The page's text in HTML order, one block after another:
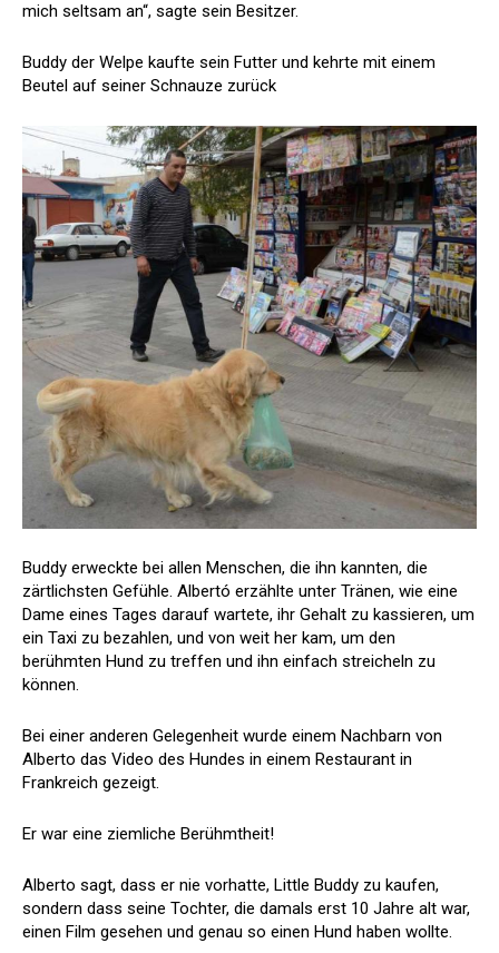
mich seltsam an“, sagte sein Besitzer.
Buddy der Welpe kaufte sein Futter und kehrte mit einem
Beutel auf seiner Schnauze zurück
Buddy erweckte bei allen Menschen, die ihn kannten, die
zärtlichsten Gefühle. Albertó erzählte unter Tränen, wie eine
Dame eines Tages darauf wartete, ihr Gehalt zu kassieren, um
ein Taxi zu bezahlen, und von weit her kam, um den
berühmten Hund zu treffen und ihn einfach streicheln zu
können.
Bei einer anderen Gelegenheit wurde einem Nachbarn von
Alberto das Video des Hundes in einem Restaurant in
Frankreich gezeigt.
Er war eine ziemliche Berühmtheit!
Alberto sagt, dass er nie vorhatte, Little Buddy zu kaufen,
sondern dass seine Tochter, die damals erst 10 Jahre alt war,
einen Film gesehen und genau so einen Hund haben wollte.